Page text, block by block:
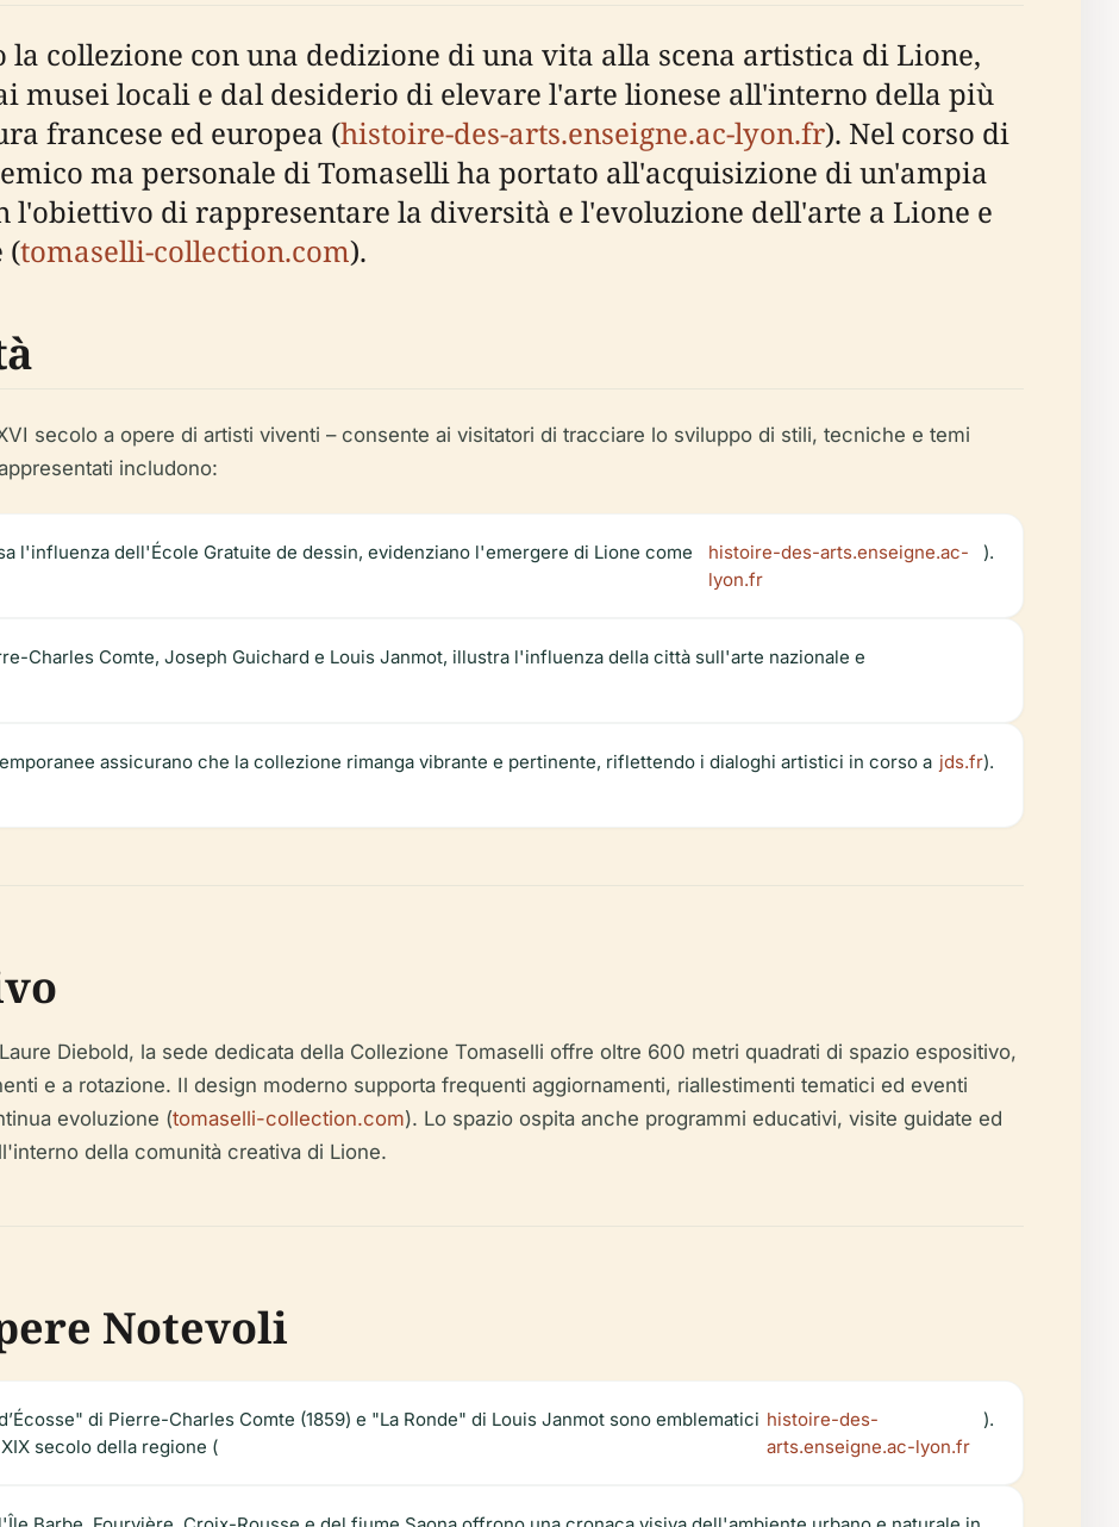
la collezione con una dedizione di una vita alla scena artistica di Lione,
musei locali e dal desiderio di elevare l'arte lionese all'interno della più
francese ed europea (histoire-des-arts.enseigne.ac-lyon.fr). Nel corso di
ma personale di Tomaselli ha portato all'acquisizione di un'ampia
l'obiettivo di rappresentare la diversità e l'evoluzione dell'arte a Lione e
(tomaselli-collection.com).
secolo a opere di artisti viventi – consente ai visitatori di tracciare lo sviluppo di stili, tecniche e temi
includono:
l'influenza dell'École Gratuite de dessin, evidenziano l'emergere di Lione come
histoire-des-arts.enseigne.ac-
lyon.fr
).
Charles Comte, Joseph Guichard e Louis Janmot, illustra l'influenza della città sull'arte nazionale e
assicurano che la collezione rimanga vibrante e pertinente, riflettendo i dialoghi artistici in corso a jds.fr).
Diebold, la sede dedicata della Collezione Tomaselli offre oltre 600 metri quadrati di spazio espositivo,
e a rotazione. Il design moderno supporta frequenti aggiornamenti, riallestimenti tematici ed eventi
evoluzione (tomaselli-collection.com). Lo spazio ospita anche programmi educativi, visite guidate ed
della comunità creativa di Lione.
Notevoli
di Pierre-Charles Comte (1859) e "La Ronde" di Louis Janmot sono emblematici
secolo della regione (
histoire-des-
arts.enseigne.ac-lyon.fr
).